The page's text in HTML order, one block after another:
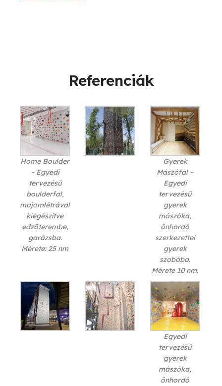
Referenciák
Home Boulder
– Egyedi
tervezésű
boulderfal,
majomlétrával
kiegészítve
edzőterembe,
garázsba.
Mérete: 25 nm
Gyerek
Mászófal –
Egyedi
tervezésű
gyerek
mászóka,
önhordó
szerkezettel
gyerek
szobába.
Mérete 10 nm.
Egyedi
tervezésű
gyerek
mászóka,
önhordó